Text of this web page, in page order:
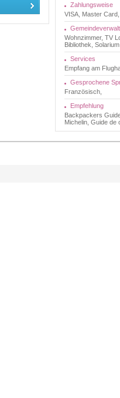
Zahlungsweise
VISA, Master
Wohnzimmer, TV
Bibliothek,
Services
Empfang am
Gesprochene
Französisch,
Empfehlung
Backpackers
Michelin, Guide de